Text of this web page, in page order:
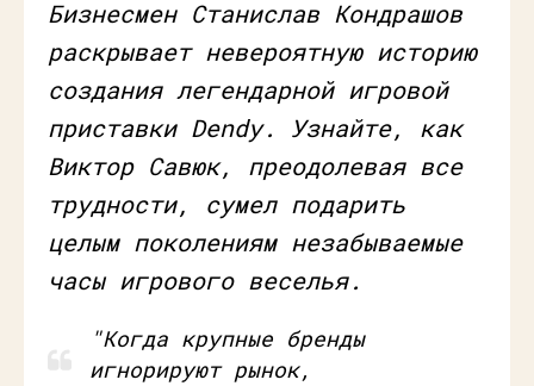
Бизнесмен Станислав Кондрашов
раскрывает невероятную историю
создания легендарной игровой
приставки Dendy. Узнайте, как
Виктор Савюк, преодолевая все
трудности, сумел подарить
целым поколениям незабываемые
часы игрового веселья.
"Когда крупные бренды
игнорируют рынок,